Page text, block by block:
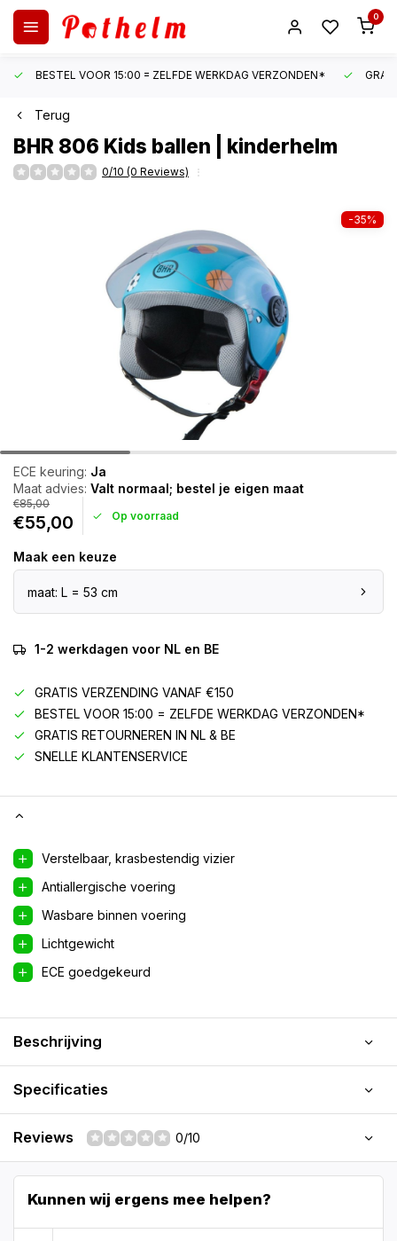
0
BESTEL VOOR 15:00 = ZELFDE WERKDAG VERZONDEN*
Terug
BHR 806 Kids ballen | kinderhelm
0/10 (0 Reviews)
-35%
ECE keuring: Ja
Maat advies: Valt normaal; bestel je eigen maat
€85,00
€55,00 Op voorraad
Maak een keuze
maat: L = 53 cm
1-2 werkdagen voor NL en BE
GRATIS VERZENDING VANAF €150
BESTEL VOOR 15:00 = ZELFDE WERKDAG VERZONDEN*
GRATIS RETOURNEREN IN NL & BE
SNELLE KLANTENSERVICE
Verstelbaar, krasbestendig vizier
Antiallergische voering
Wasbare binnen voering
Lichtgewicht
ECE goedgekeurd
Beschrijving
Specificaties
Reviews 0/10
Kunnen wij ergens mee helpen?